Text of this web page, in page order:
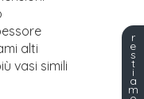
alti
vasi simili
r
e
s
t
i
a
m